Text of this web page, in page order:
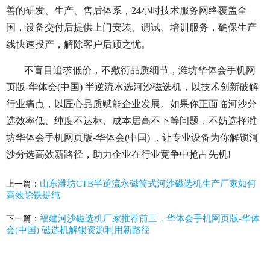
善的研发、生产、售后体系，24小时技术服务网络覆盖全
国，设备交付后提供上门安装、调试、培训服务，确保生产
线快速投产，解除客户后顾之忧。
不盲目追求低价，不敷衍品质细节，潍坊华体会手机网
页版-华体会(中国) 半逆流水选河沙磁选机，以技术创新破解
行业痛点，以匠心品质赋能企业发展。如果你正面临河沙分
选效率低、纯度不达标、成本居高不下等问题，不妨选择潍
坊华体会手机网页版-华体会(中国) ，让专业设备为你解锁河
沙分选高效新路径，助力企业在行业竞争中抢占先机!
上一篇： 山东潍坊CTB半逆流永磁筒式河沙磁选机生产厂家如何
高效除铁提纯
下一篇： 福建河沙磁选机厂家推荐前三，华体会手机网页版-华体
会(中国) 磁选机解锁资源利用新路径